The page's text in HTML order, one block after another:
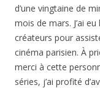
d’une vingtaine de
mois de mars. J’ai
créateurs pour
cinéma parisien. À
merci à cette
séries, j’ai profité